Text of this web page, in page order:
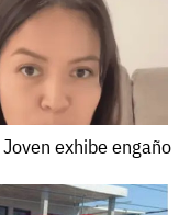
exhibe engaño